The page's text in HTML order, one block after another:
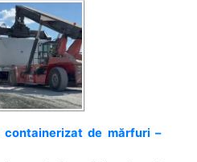
containerizat de mărfuri –